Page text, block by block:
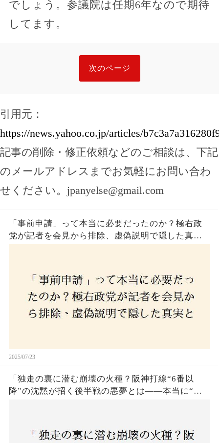
でしょう。参議院は任期6年なので期待
してます。
次のページ
引用元：
https://news.yahoo.co.jp/articles/
記事の削除・修正依頼などのご相談は、下記
のメールアドレスまでお気軽にお問い合わ
せください。 jpanyelse@gmail.com
「事前申請」って本当に必要だったのか？極右政
党が記者を会見から排除、虚偽説明で隠した真実
2025/07/23
「独走の裏に潜む崩壊の火種？阪神打線“6番以
降”の沈黙が招く後半戦の悪夢とは——本当に“強